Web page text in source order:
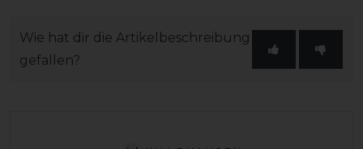
Wie hat dir die Artikelbeschreibung
gefallen?